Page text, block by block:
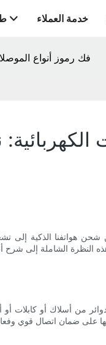
خدمة العملاء
فك رموز أنواع
هواتفنا الذكية إلى
من أسلاك أو